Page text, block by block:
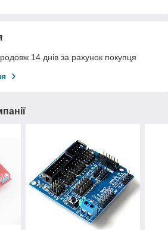
14 днів за рахунок покупця